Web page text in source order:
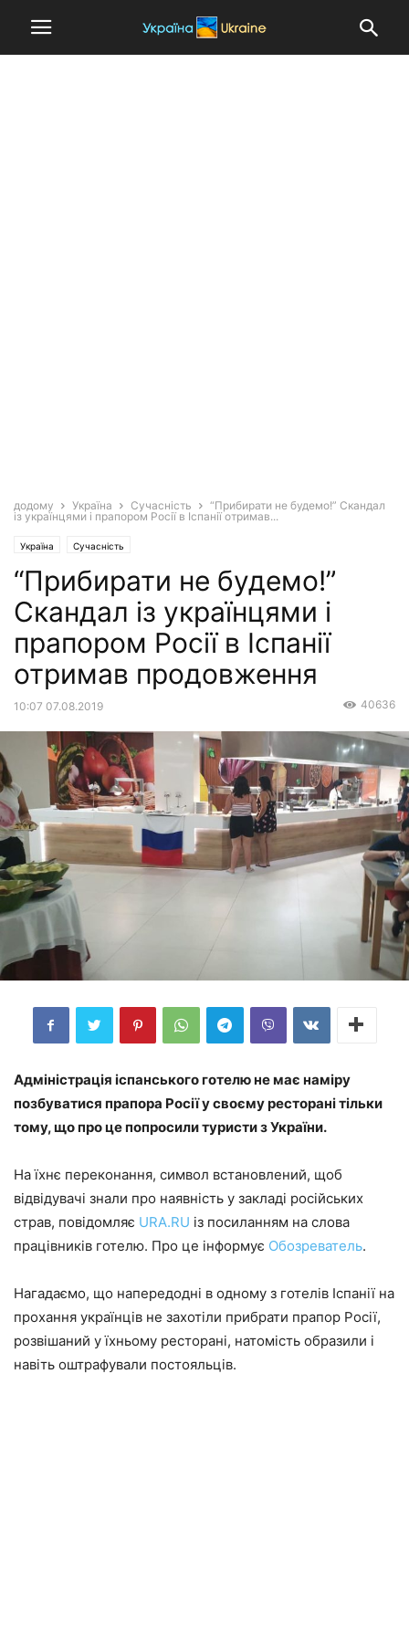
додому Україна Сучасність
“Прибирати не будемо!” Скандал
із українцями і прапором Росії в Іспанії отримав...
Україна Сучасність
“Прибирати не будемо!”
Скандал із українцями і
прапором Росії в Іспанії
отримав продовження
10:07 07.08.2019 40636
Адміністрація іспанського готелю не має наміру
позбуватися прапора Росії у своєму ресторані тільки
тому, що про це попросили туристи з України.
На їхнє переконання, символ встановлений, щоб
відвідувачі знали про наявність у закладі російських
страв, повідомляє URA.RU із посиланням на слова
працівників готелю. Про це інформує Обозреватель.
Нагадаємо, що напередодні в одному з готелів Іспанії на
прохання українців не захотіли прибрати прапор Росії,
розвішаний у їхньому ресторані, натомість образили і
навіть оштрафували постояльців.